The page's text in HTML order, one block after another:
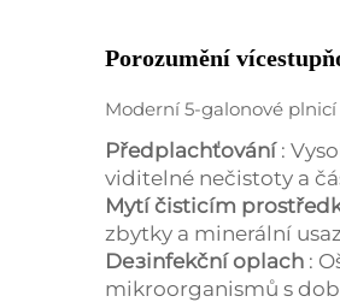
Porozumění
Moderní 5-galonové
Předplachťování :
viditelné nečistoty a
Mytí čisticím
zbytky a minerální
Dезinfekční oplach :
mikroorganismů s